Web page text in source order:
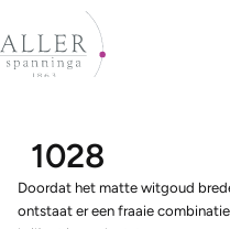
1028
Doordat het matte witgoud
ontstaat er een fraaie